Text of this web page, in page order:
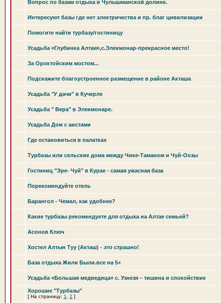
Вопрос по базам отдыха в Чулышманской долине.
Интересуют базы где нет электричества и пр. благ цивилизации
Помогите найти турбазу/гостиницу
Усадьба «Глубинка Алтая»,с.Элекмонар-прекрасное место!
За Ороктойским мостом...
Подскажите благоустроенное размещение в районе Акташа
Усадьба "У дачи" в Кучерле
Усадьба " Вера" в Элекмонаре.
Усадьба Дом с аистами
Где остановиться в палатках
Турбазы или сельские дома между Чике-Таманом и Чуй-Оозы
Гостиниц "Эре- Чуй" в Курае - самая ужасная база
Порекомендуйте отель
Барангол - Чемал, как удобнее?
Какие турбазы рекомендуете для отдыха на Алтае семьей?
Асонов Ключ
Хостел Алтын Туу (Акташ) - это страшно!
База отдыха Жили Были.все на 5+
Усадьба «Большая медведица» с. Узнезя – тишина и спокойствие
Хорошие "Турбазы"
[ На страницу: 1 2 ]